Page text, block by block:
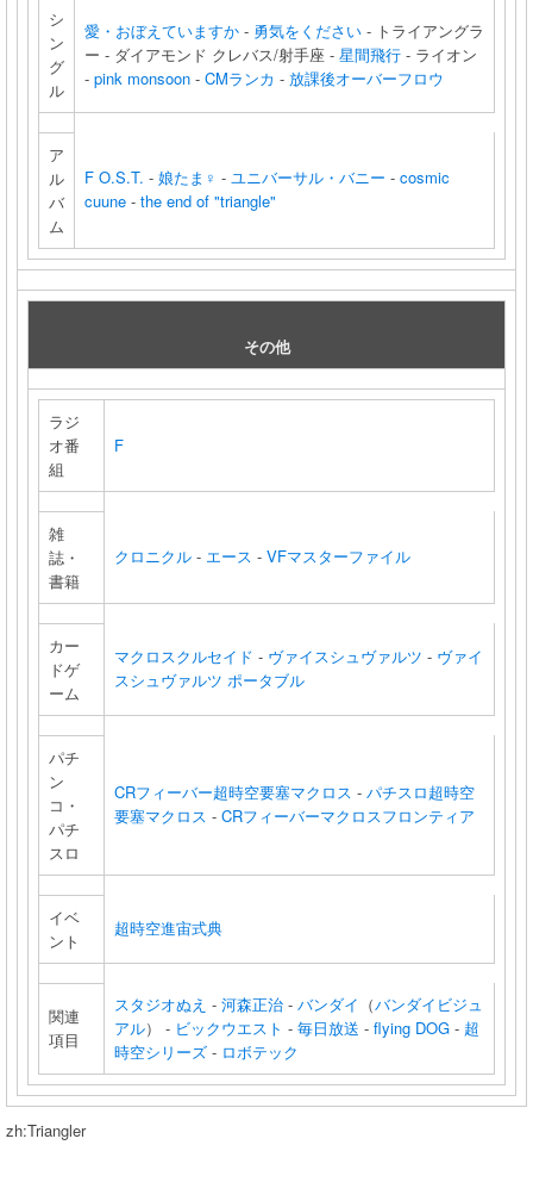
シ
ン
グ
ル
愛・おぼえていますか - 勇気をください - トライアングラ
ー - ダイアモンド クレバス/射手座 - 星間飛行 - ライオン
- pink monsoon - CMランカ - 放課後オーバーフロウ
ア
ル
バ
ム
F O.S.T. - 娘たま♀ - ユニバーサル・バニー - cosmic
cuune - the end of "triangle"
その他
ラジ
オ番
組
F
雑
誌・
書籍
クロニクル - エース - VFマスターファイル
カー
ドゲ
ーム
マクロスクルセイド - ヴァイスシュヴァルツ - ヴァイ
スシュヴァルツ ポータブル
パチ
ン
コ・
パチ
スロ
CRフィーバー超時空要塞マクロス - パチスロ超時空
要塞マクロス - CRフィーバーマクロスフロンティア
イベ
ント
超時空進宙式典
関連
項目
スタジオぬえ - 河森正治 - バンダイ （バンダイビジュ
アル） - ビックウエスト - 毎日放送 - flying DOG - 超
時空シリーズ - ロボテック
zh:Triangler